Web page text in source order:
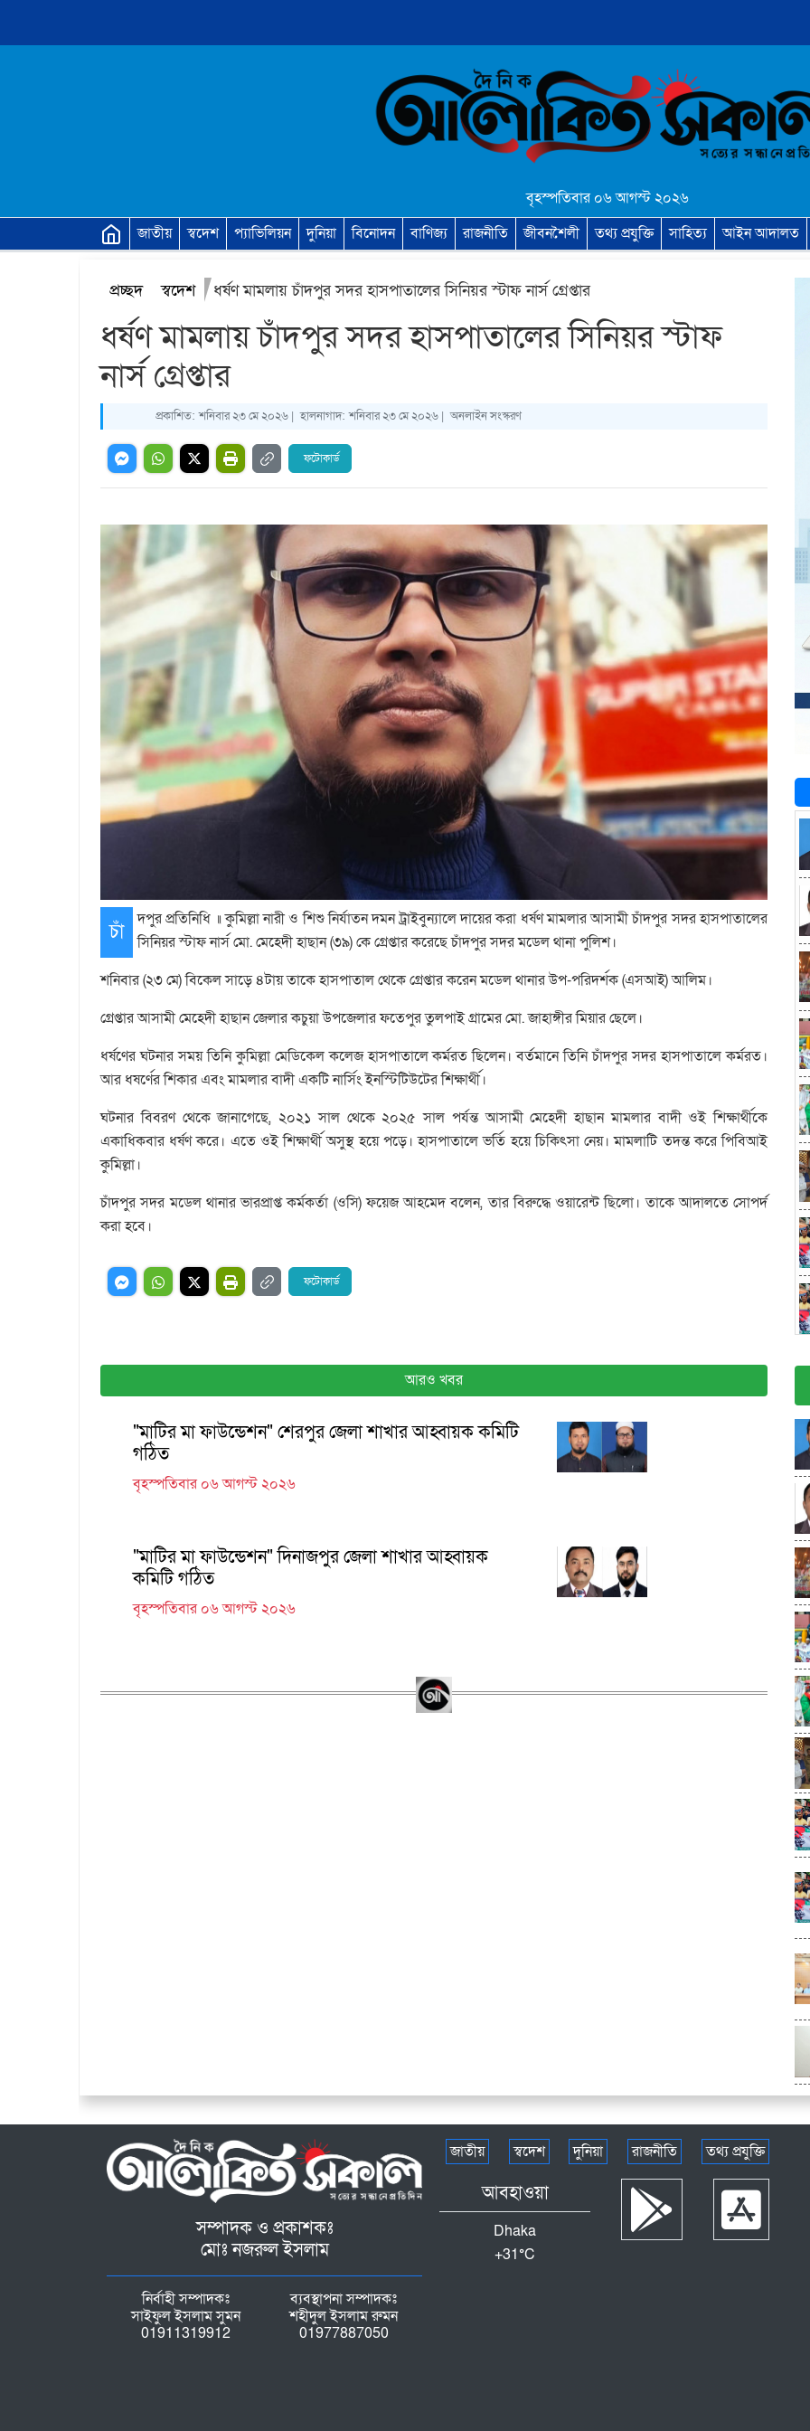
বৃহস্পতিবার ০৬ আগস্ট ২০২৬
জাতীয়
স্বদেশ প্যাভিলিয়ন দুনিয়া বিনোদন বাণিজ্য রাজনীতি জীবনশৈলী তথ্য প্রযুক্তি সাহিত্য আইন আদালত
প্রচ্ছদ স্বদেশ ধর্ষণ মামলায় চাঁদপুর সদর হাসপাতালের সিনিয়র স্টাফ নার্স গ্রেপ্তার
ধর্ষণ মামলায় চাঁদপুর সদর হাসপাতালের সিনিয়র স্টাফ
নার্স গ্রেপ্তার
প্রকাশিত: শনিবার ২৩ মে ২০২৬ | হালনাগাদ: শনিবার ২৩ মে ২০২৬ | অনলাইন সংস্করণ
ফটোকার্ড
চাঁ
দপুর প্রতিনিধি ॥ কুমিল্লা নারী ও শিশু নির্যাতন দমন ট্রাইবুন্যালে দায়ের করা ধর্ষণ মামলার আসামী চাঁদপুর সদর হাসপাতালের
সিনিয়র স্টাফ নার্স মো. মেহেদী হাছান (৩৯) কে গ্রেপ্তার করেছে চাঁদপুর সদর মডেল থানা পুলিশ।
শনিবার (২৩ মে) বিকেল সাড়ে ৪টায় তাকে হাসপাতাল থেকে গ্রেপ্তার করেন মডেল থানার উপ-পরিদর্শক (এসআই) আলিম।
গ্রেপ্তার আসামী মেহেদী হাছান জেলার কচুয়া উপজেলার ফতেপুর তুলপাই গ্রামের মো. জাহাঙ্গীর মিয়ার ছেলে।
ধর্ষণের ঘটনার সময় তিনি কুমিল্লা মেডিকেল কলেজ হাসপাতালে কর্মরত ছিলেন। বর্তমানে তিনি চাঁদপুর সদর হাসপাতালে কর্মরত।
আর ধষর্ণের শিকার এবং মামলার বাদী একটি নার্সিং ইনস্টিটিউটের শিক্ষার্থী।
ঘটনার বিবরণ থেকে জানাগেছে, ২০২১ সাল থেকে ২০২৫ সাল পর্যন্ত আসামী মেহেদী হাছান মামলার বাদী ওই শিক্ষার্থীকে
একাধিকবার ধর্ষণ করে। এতে ওই শিক্ষার্থী অসুস্থ হয়ে পড়ে। হাসপাতালে ভর্তি হয়ে চিকিৎসা নেয়। মামলাটি তদন্ত করে পিবিআই
কুমিল্লা।
চাঁদপুর সদর মডেল থানার ভারপ্রাপ্ত কর্মকর্তা (ওসি) ফয়েজ আহমেদ বলেন, তার বিরুদ্ধে ওয়ারেন্ট ছিলো। তাকে আদালতে সোপর্দ
করা হবে।
ফটোকার্ড
আরও খবর
"মাটির মা ফাউন্ডেশন" শেরপুর জেলা শাখার আহ্বায়ক কমিটি
গঠিত
বৃহস্পতিবার ০৬ আগস্ট ২০২৬
"মাটির মা ফাউন্ডেশন" দিনাজপুর জেলা শাখার আহ্বায়ক
কমিটি গঠিত
বৃহস্পতিবার ০৬ আগস্ট ২০২৬
সম্পাদক ও প্রকাশকঃ
মোঃ নজরুল ইসলাম
নির্বাহী সম্পাদকঃ
সাইফুল ইসলাম সুমন
01911319912
ব্যবস্থাপনা সম্পাদকঃ
শহীদুল ইসলাম রুমন
01977887050
জাতীয় স্বদেশ দুনিয়া রাজনীতি তথ্য প্রযুক্তি
আবহাওয়া
Dhaka
+31°C